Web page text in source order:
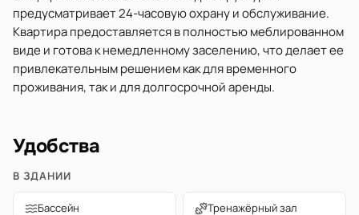
предусматривает 24-часовую охрану и обслуживание.
Квартира предоставляется в полностью меблированном
виде и готова к немедленному заселению, что делает ее
привлекательным решением как для временного
проживания, так и для долгосрочной аренды.
Удобства
В ЗДАНИИ
Бассейн Тренажёрный зал